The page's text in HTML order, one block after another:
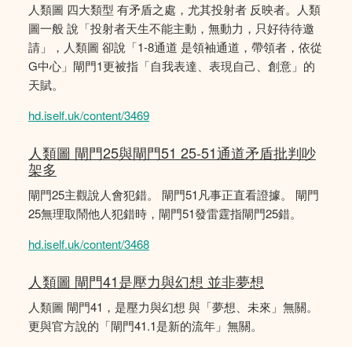
人類圖 四大類型 有矛盾之處，尤其投射者 反映者。人類
圖一般 說「投射者天生不能主動，無動力，只好待待邀
請」，人類圖 卻說「1-8通道 是領袖通道，帶領者，依從
G中心」閘門1更被指「自我表達、表現自己、創意」的
天賦。
hd.iself.uk/content/3469
人類圖 閘門25與閘門51 25-51通道矛盾批判吵
架多
閘門25主觀說人會犯錯。 閘門51凡事正直看證據。 閘門
25無理取鬧他人犯錯時，閘門51發雷霆指閘門25錯。
hd.iself.uk/content/3468
人類圖 閘門41是壓力與幻想 並非夢想
人類圖 閘門41，是壓力與幻想 與「夢想、未來」無關。
更與官方說的「閘門41.1是新的流年」無關。